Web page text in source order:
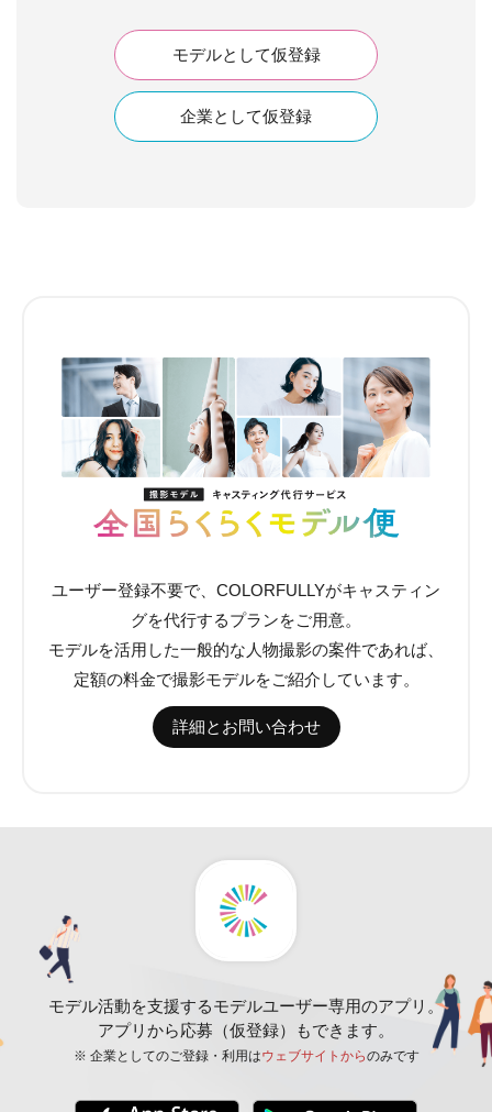
モデルとして仮登録
企業として仮登録
ユーザー登録不要で、COLORFULLYがキャスティン
グを代行するプランをご用意。
モデルを活用した一般的な人物撮影の案件であれば、
定額の料金で撮影モデルをご紹介しています。
詳細とお問い合わせ
モデル活動を支援するモデルユーザー専用のアプリ。
アプリから応募（仮登録）もできます。
※ 企業としてのご登録・利用はウェブサイトからのみです